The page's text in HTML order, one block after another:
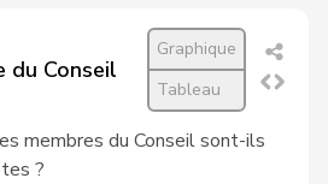
du Conseil
Graphique
Tableau
membres du Conseil sont-ils
?